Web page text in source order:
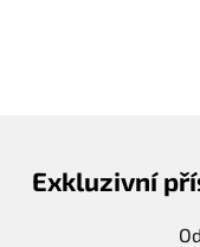
Exkluzivní